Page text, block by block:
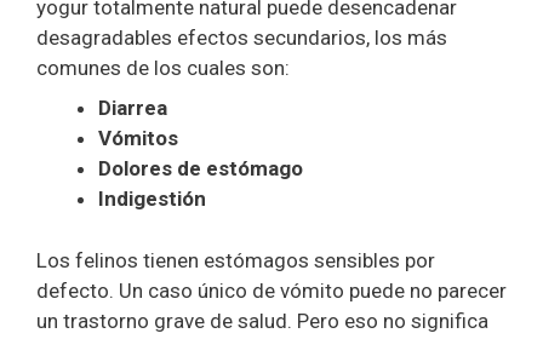
yogur totalmente natural puede desencadenar
desagradables efectos secundarios, los más
comunes de los cuales son:
Diarrea
Vómitos
Dolores de estómago
Indigestión
Los felinos tienen estómagos sensibles por
defecto. Un caso único de vómito puede no parecer
un trastorno grave de salud. Pero eso no significa